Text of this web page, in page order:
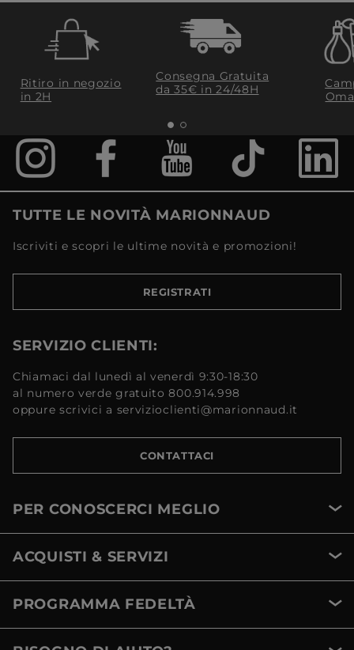
Ritiro in negozio
in 2H
Consegna Gratuita
da 35€​ in 24/48H
TUTTE LE NOVITÀ MARIONNAUD
Iscriviti e scopri le ultime novità e promozioni!
REGISTRATI
SERVIZIO CLIENTI:
Chiamaci dal lunedì al venerdì 9:30-18:30
al numero verde gratuito 800.914.998
oppure scrivici a servizioclienti@marionnaud.it
CONTATTACI
PER CONOSCERCI MEGLIO
ACQUISTI & SERVIZI
PROGRAMMA FEDELTÀ